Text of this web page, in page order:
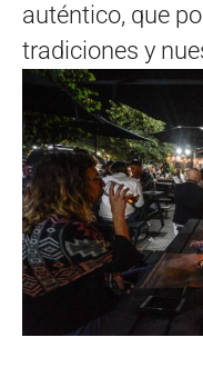
auténtico, que
tradiciones y